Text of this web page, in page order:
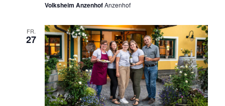
Volksheim AnzenhofAnzenhof
FR.
27